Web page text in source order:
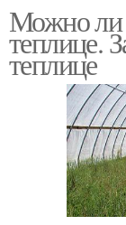
Можно ли
теплице.
теплице